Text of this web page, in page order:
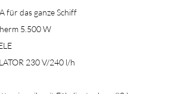
für das ganze Schiff
5.500 W
230 V/240 l/h